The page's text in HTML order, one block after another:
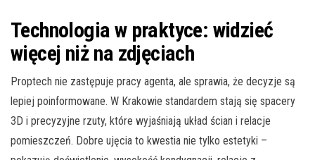
Technologia w praktyce: widzieć
więcej niż na zdjęciach
Proptech nie zastępuje pracy agenta, ale sprawia, że decyzje są
lepiej poinformowane. W Krakowie standardem stają się spacery
3D i precyzyjne rzuty, które wyjaśniają układ ścian i relacje
pomieszczeń. Dobre ujęcia to kwestia nie tylko estetyki –